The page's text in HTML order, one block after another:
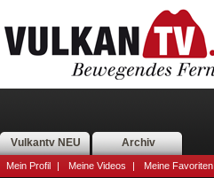
Vulkantv NEU Archiv
Mein Profil | Meine Videos | Meine Favoriten